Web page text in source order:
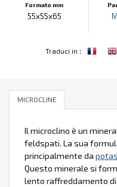
Formato mm
55x55x65
Traduci in :
MICROCLINE
Il microclino è un
feldspati. La sua
principalmente da
Questo minerale si
lento raffreddamento di